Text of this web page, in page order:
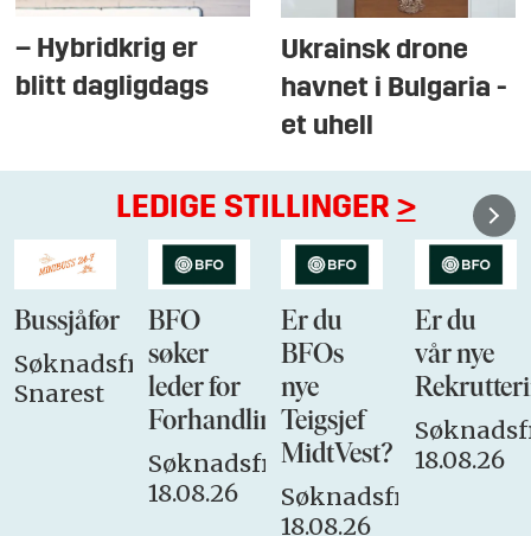
– Hybridkrig er
blitt dagligdags
Ukrainsk drone
havnet i Bulgaria -
et uhell
LEDIGE STILLINGER >
Bussjåfør
Søknadsfrist:
Snarest
BFO
søker
leder for
Forhandlingsutvalget
Søknadsfrist:
18.08.26
Er du
BFOs
nye
Teigsjef
MidtVest?
Søknadsfrist:
18.08.26
Er du
vår nye
18.08.26